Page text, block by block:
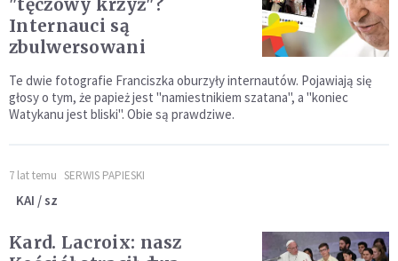
"tęczowy krzyż"?
Internauci są
zbulwersowani
Te dwie fotografie Franciszka oburzyły internautów. Pojawiają się
głosy o tym, że papież jest "namiestnikiem szatana", a "koniec
Watykanu jest bliski". Obie są prawdziwe.
7 lat temu SERWIS PAPIESKI
KAI / sz
Kard. Lacroix: nasz